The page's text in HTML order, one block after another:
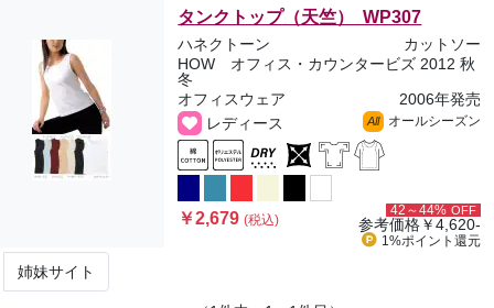
タンクトップ（天竺） WP307
ハネクトーン
カットソー
HOW オフィス・カウンタービズ 2012 秋
冬
オフィスウェア
2006年発売
レディース
All オールシーズン
￥2,679(税込)
42～44% OFF
参考価格￥4,620-
1%ポイント 還元
姉妹サイト